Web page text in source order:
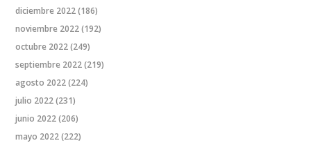
diciembre 2022(186)
noviembre 2022(192)
octubre 2022(249)
septiembre 2022(219)
agosto 2022(224)
julio 2022(231)
junio 2022(206)
mayo 2022(222)